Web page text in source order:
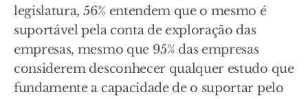
legislatura, 56% entendem que o mesmo é
suportável pela conta de exploração das
empresas, mesmo que 95% das empresas
considerem desconhecer qualquer estudo que
fundamente a capacidade de o suportar pelo